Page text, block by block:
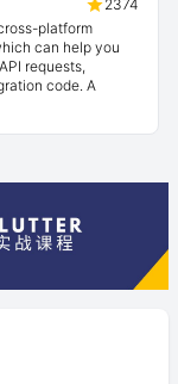
2374
platform
can help you
requests,
code. A